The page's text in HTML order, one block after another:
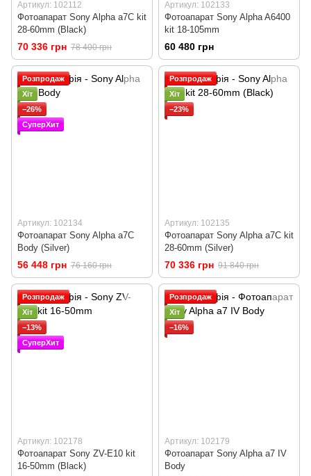
Артикул: 102112
Фотоапарат Sony Alpha a7C kit
28-60mm (Black)
70 336 грн 78 400 грн
Артикул: 102133
Фотоапарат Sony Alpha A6400
kit 18-105mm
60 480 грн
Розпродаж
Хіт
−26%
СуперХит
Артикул: 102134
Фотоапарат Sony Alpha a7C
Body (Silver)
56 448 грн 76 160 грн
Розпродаж
Хіт
−23%
Артикул: 102135
Фотоапарат Sony Alpha a7C kit
28-60mm (Silver)
70 336 грн 91 840 грн
Розпродаж
Хіт
−13%
СуперХит
Артикул: 102178
Фотоапарат Sony ZV-E10 kit
16-50mm (Black)
Розпродаж
Хіт
−16%
Артикул: 102179
Фотоапарат Sony Alpha a7 IV
Body